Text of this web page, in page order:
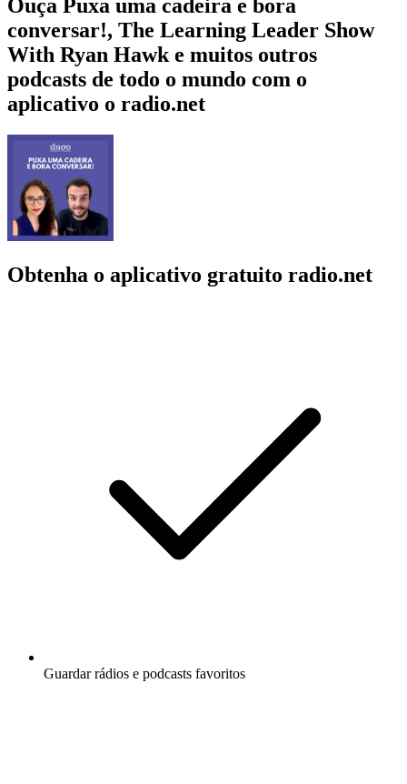
Ouça Puxa uma cadeira e bora
conversar!, The Learning Leader Show
With Ryan Hawk e muitos outros
podcasts de todo o mundo com o
aplicativo o radio.net
Obtenha o aplicativo gratuito radio.net
Guardar rádios e podcasts favoritos